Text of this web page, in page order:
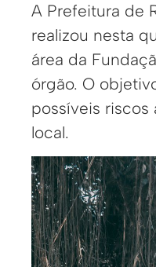
A Prefeitura de
realizou nesta
área da
órgão. O
possíveis
local.